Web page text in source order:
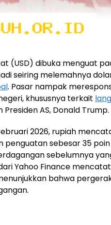
(USD) dibuka menguat
seiring melemahnya
. Pasar nampak
khususnya terkait
AS, Donald Trump.
2026, rupiah
penguatan sebesar 35
sebelumnya
Yahoo Finance
bahwa